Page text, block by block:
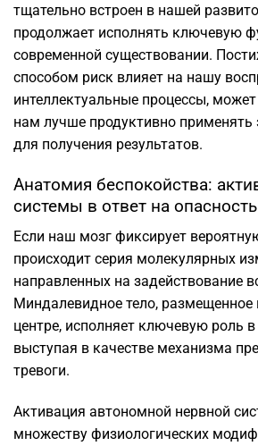
тщательно встроен в нашей
продолжает исполнять ключевую
современной существовании.
способом риск влияет на нашу
интеллектуальные процессы,
нам лучше продуктивно применять
для получения результатов.
Анатомия беспокойства:
системы в ответ на опасность
Если наш мозг фиксирует
происходит серия молекулярных
направленных на задействование
Миндалевидное тело,
центре, исполняет ключевую роль
выступая в качестве механизма
тревоги.
Активация автономной нервной
множеству физиологических